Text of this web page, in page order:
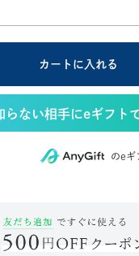
カートに入れる
らない相手にeギフト
のeギ